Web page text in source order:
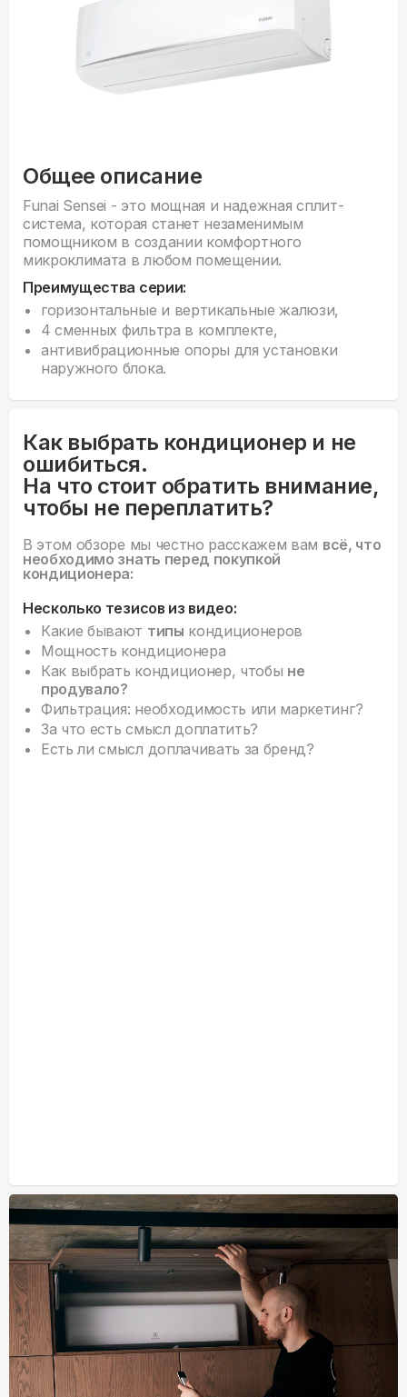
Общее описание
Funai Sensei - это мощная и надежная сплит-
система, которая станет незаменимым
помощником в создании комфортного
микроклимата в любом помещении.
Преимущества серии:
горизонтальные и вертикальные жалюзи,
4 сменных фильтра в комплекте,
антивибрационные опоры для установки
наружного блока.
Как выбрать кондиционер и не
ошибиться.
На что стоит обратить внимание,
чтобы не переплатить?
В этом обзоре мы честно расскажем вам всё, что
необходимо знать перед покупкой
кондиционера:
Несколько тезисов из видео:
Какие бывают типы кондиционеров
Мощность кондиционера
Как выбрать кондиционер, чтобы не
продувало?
Фильтрация: необходимость или маркетинг?
За что есть смысл доплатить?
Есть ли смысл доплачивать за бренд?